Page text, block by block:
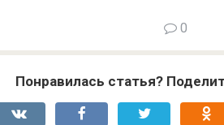
0
Понравилась статья?